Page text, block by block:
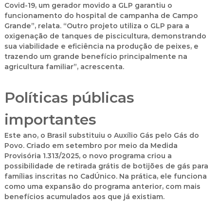
Covid-19, um gerador movido a GLP garantiu o
funcionamento do hospital de campanha de Campo
Grande”, relata. “Outro projeto utiliza o GLP para a
oxigenação de tanques de piscicultura, demonstrando
sua viabilidade e eficiência na produção de peixes, e
trazendo um grande benefício principalmente na
agricultura familiar”, acrescenta.
Políticas públicas
importantes
Este ano, o Brasil substituiu o Auxílio Gás pelo Gás do
Povo. Criado em setembro por meio da Medida
Provisória 1.313/2025, o novo programa criou a
possibilidade de retirada grátis de botijões de gás para
famílias inscritas no CadÚnico. Na prática, ele funciona
como uma expansão do programa anterior, com mais
benefícios acumulados aos que já existiam.